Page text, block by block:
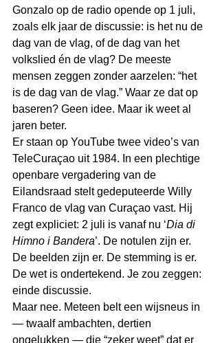
Gonzalo op de radio opende op 1 juli,
zoals elk jaar de discussie: is het nu de
dag van de vlag, of de dag van het
volkslied én de vlag? De meeste
mensen zeggen zonder aarzelen: “het
is de dag van de vlag.” Waar ze dat op
baseren? Geen idee. Maar ik weet al
jaren beter.
Er staan op YouTube twee video’s van
TeleCuraçao uit 1984. In een plechtige
openbare vergadering van de
Eilandsraad stelt gedeputeerde Willy
Franco de vlag van Curaçao vast. Hij
zegt expliciet: 2 juli is vanaf nu ‘Dia di
Himno i Bandera’. De notulen zijn er.
De beelden zijn er. De stemming is er.
De wet is ondertekend. Je zou zeggen:
einde discussie.
Maar nee. Meteen belt een wijsneus in
— twaalf ambachten, dertien
ongelukken — die “zeker weet” dat er